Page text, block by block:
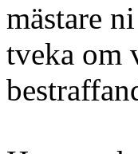
mästare
tveka om